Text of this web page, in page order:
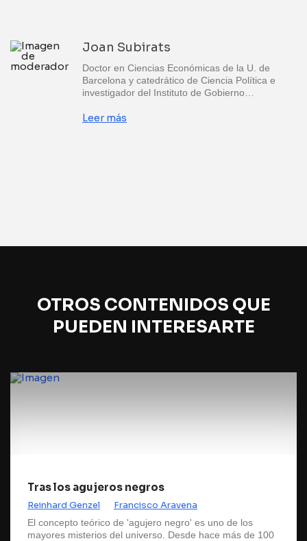
Joan Subirats
Doctor en Ciencias Económicas de la U. de
Barcelona y catedrático de Ciencia Política e
investigador del Instituto de Gobierno…
Leer más
OTROS CONTENIDOS QUE
PUEDEN INTERESARTE
Tras los agujeros negros
Reinhard Genzel Francisco Aravena
El concepto teórico de 'agujero negro' es uno de los
mayores misterios del universo. Desde hace más de 100